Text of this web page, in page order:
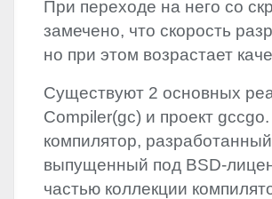
При переходе на него со
замечено, что скорость
но при этом возрастает
Существуют 2 основных
Compiler(gc) и проект
компилятор,
выпущенный под BSD-
частью коллекции